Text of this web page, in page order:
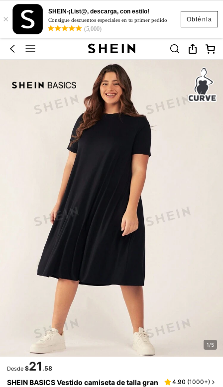
Obténla
×
SHEIN-¡List@, descarga, con estilo!
Consigue descuentos especiales en tu primer pedido
(5,000)
1/5
Desde $21 .58
SHEIN BASICS Vestido camiseta de talla gran
4.90 (1000+)